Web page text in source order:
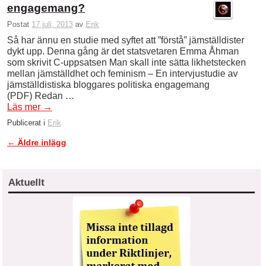
engagemang?
Postat 17 juli, 2013 av Erik
Så har ännu en studie med syftet att ”förstå” jämställdister
dykt upp. Denna gång är det statsvetaren Emma Åhman
som skrivit C-uppsatsen Man skall inte sätta likhetstecken
mellan jämställdhet och feminism – En intervjustudie av
jämställdistiska bloggares politiska engagemang
(PDF) Redan …
Läs mer →
Publicerat i Erik
Inläggsnavigering
← Äldre inlägg
Aktuellt